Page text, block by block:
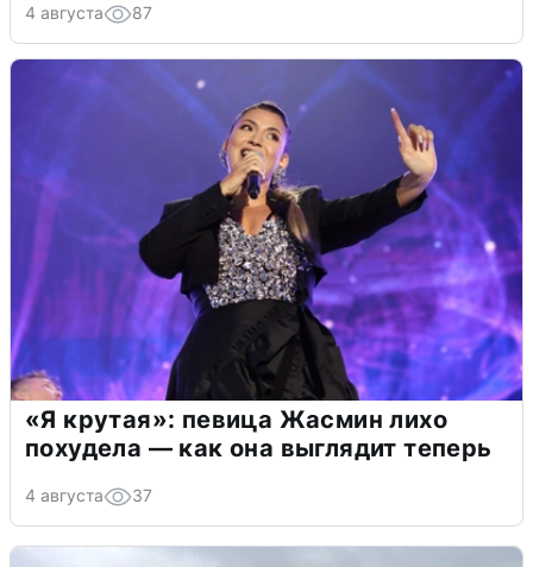
4 августа 87
«Я крутая»: певица Жасмин лихо
похудела — как она выглядит теперь
4 августа 37